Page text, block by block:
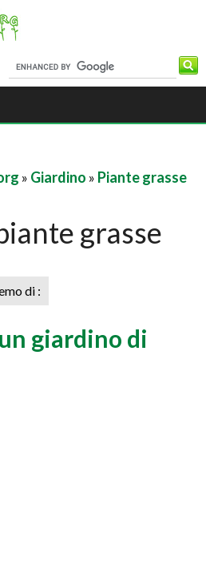
» Giardino » Piante grasse
grasse
di :
giardino di